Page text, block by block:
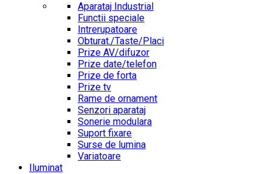
Aparataj Industrial
Functii speciale
Intrerupatoare
Obturat./Taste/Placi
Prize AV/difuzor
Prize date/telefon
Prize de forta
Prize tv
Rame de ornament
Senzori aparataj
Sonerie modulara
Suport fixare
Surse de lumina
Variatoare
Iluminat